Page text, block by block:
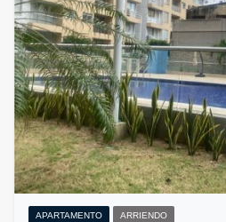
APARTAMENTO ARRIENDO